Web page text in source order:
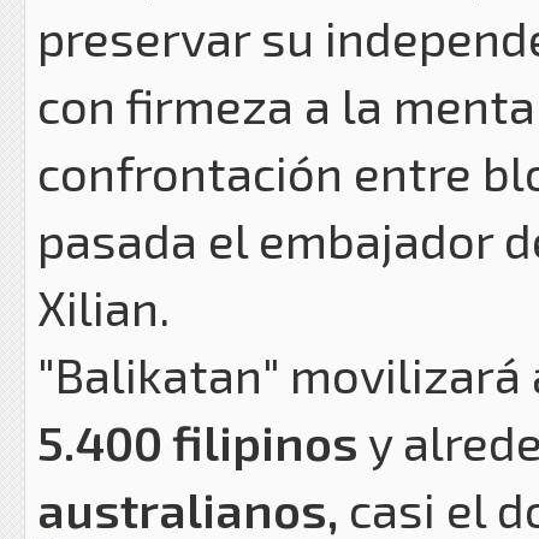
preservar su
con firmeza a la
confrontación entre
pasada el embajador
Xilian.
"Balikatan" movilizará
5.400 filipinos y
australianos, casi el